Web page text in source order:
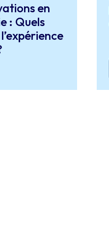
en
: Quels